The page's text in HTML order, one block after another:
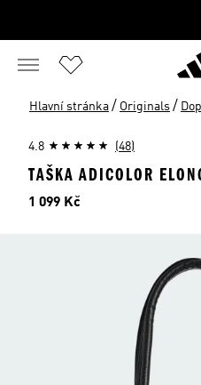
Hlavní stránka / Originals /
4.8 (48)
TAŠKA ADICOLOR
Cena
1 099 Kč